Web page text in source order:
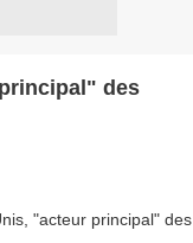
des